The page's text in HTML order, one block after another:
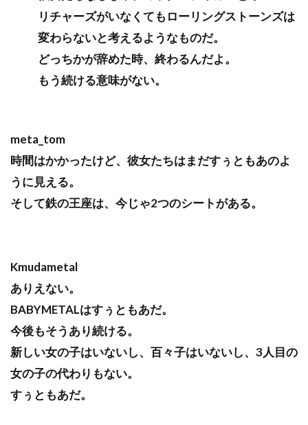
リチャーズがいなくてもローリングストーンズは
変わらないと考えるようなものだ。
どっちかが辞めた時、終わるんだよ。
もう続ける意味がない。
meta_tom
時間はかかったけど、彼女たちはまだすぅともあのよ
うに見える。
そして鉄の王座は、今じゃ2つのシートがある。
Kmudametal
ありえない。
BABYMETALはすぅともあだ。
今後もそうあり続ける。
新しい女の子はいないし、百々子はいないし、3人目の
女の子の代わりもない。
すぅともあだ。